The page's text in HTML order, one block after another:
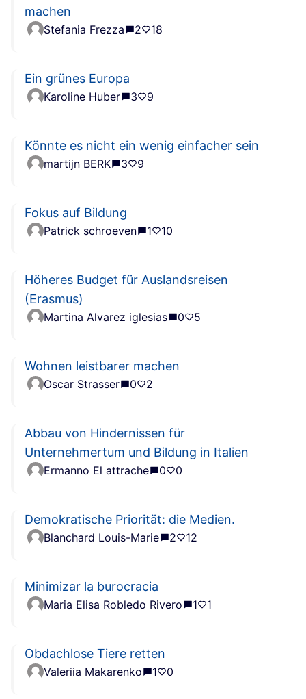
machen
Stefania Frezza 2 18
Ein grünes Europa
Karoline Huber 3 9
Könnte es nicht ein wenig einfacher sein
martijn BERK 3 9
Fokus auf Bildung
Patrick schroeven 1 10
Höheres Budget für Auslandsreisen
(Erasmus)
Martina Alvarez iglesias 0 5
Wohnen leistbarer machen
Oscar Strasser 0 2
Abbau von Hindernissen für
Unternehmertum und Bildung in Italien
Ermanno El attrache 0 0
Demokratische Priorität: die Medien.
Blanchard Louis-Marie 2 12
Minimizar la burocracia
Maria Elisa Robledo Rivero 1 1
Obdachlose Tiere retten
Valeriia Makarenko 1 0